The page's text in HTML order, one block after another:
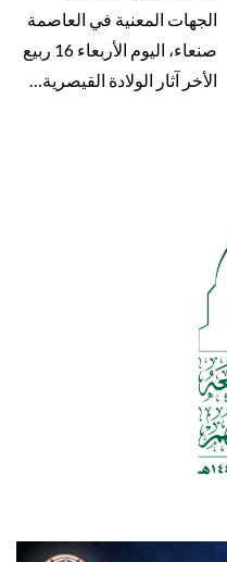
الجهات المعنية في العاصمة
صنعاء، اليوم الأربعاء 16 ربيع
الأخر آثار الولادة القيصرية…